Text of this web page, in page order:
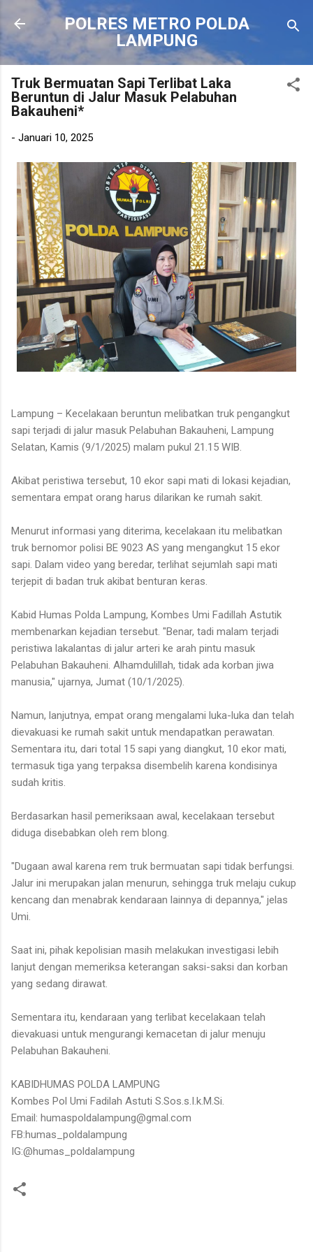
Langsung ke konten utama
POLRES METRO POLDA
LAMPUNG
Truk Bermuatan Sapi Terlibat Laka
Beruntun di Jalur Masuk Pelabuhan
Bakauheni*
- Januari 10, 2025
Lampung – Kecelakaan beruntun melibatkan truk pengangkut
sapi terjadi di jalur masuk Pelabuhan Bakauheni, Lampung
Selatan, Kamis (9/1/2025) malam pukul 21.15 WIB.
Akibat peristiwa tersebut, 10 ekor sapi mati di lokasi kejadian,
sementara empat orang harus dilarikan ke rumah sakit.
Menurut informasi yang diterima, kecelakaan itu melibatkan
truk bernomor polisi BE 9023 AS yang mengangkut 15 ekor
sapi. Dalam video yang beredar, terlihat sejumlah sapi mati
terjepit di badan truk akibat benturan keras.
Kabid Humas Polda Lampung, Kombes Umi Fadillah Astutik
membenarkan kejadian tersebut. "Benar, tadi malam terjadi
peristiwa lakalantas di jalur arteri ke arah pintu masuk
Pelabuhan Bakauheni. Alhamdulillah, tidak ada korban jiwa
manusia," ujarnya, Jumat (10/1/2025).
Namun, lanjutnya, empat orang mengalami luka-luka dan telah
dievakuasi ke rumah sakit untuk mendapatkan perawatan.
Sementara itu, dari total 15 sapi yang diangkut, 10 ekor mati,
termasuk tiga yang terpaksa disembelih karena kondisinya
sudah kritis.
Berdasarkan hasil pemeriksaan awal, kecelakaan tersebut
diduga disebabkan oleh rem blong.
"Dugaan awal karena rem truk bermuatan sapi tidak berfungsi.
Jalur ini merupakan jalan menurun, sehingga truk melaju cukup
kencang dan menabrak kendaraan lainnya di depannya," jelas
Umi.
Saat ini, pihak kepolisian masih melakukan investigasi lebih
lanjut dengan memeriksa keterangan saksi-saksi dan korban
yang sedang dirawat.
Sementara itu, kendaraan yang terlibat kecelakaan telah
dievakuasi untuk mengurangi kemacetan di jalur menuju
Pelabuhan Bakauheni.
KABIDHUMAS POLDA LAMPUNG
Kombes Pol Umi Fadilah Astuti S.Sos.s.I.k.M.Si.
Email: humaspoldalampung@gmal.com
FB:humas_poldalampung
IG:@humas_poldalampung